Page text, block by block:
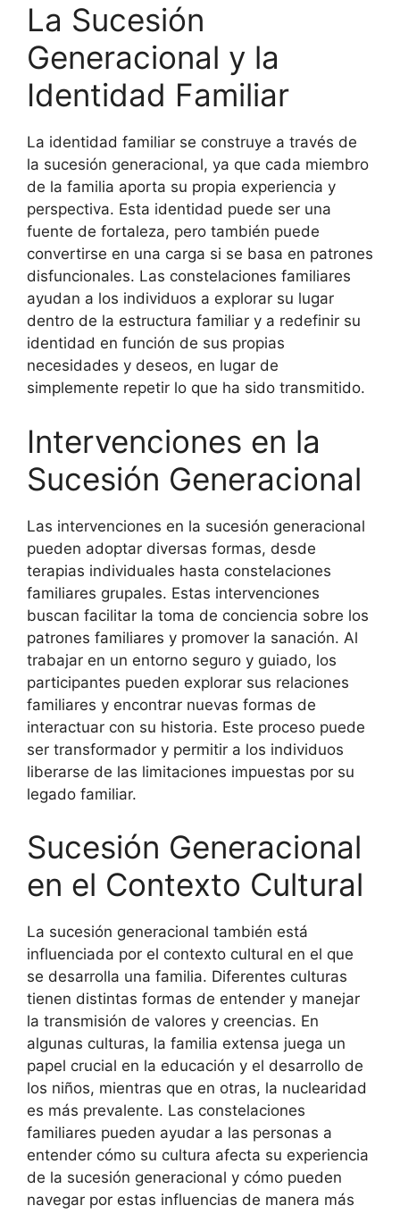
La Sucesión
Generacional y la
Identidad Familiar
La identidad familiar se construye a través de
la sucesión generacional, ya que cada miembro
de la familia aporta su propia experiencia y
perspectiva. Esta identidad puede ser una
fuente de fortaleza, pero también puede
convertirse en una carga si se basa en patrones
disfuncionales. Las constelaciones familiares
ayudan a los individuos a explorar su lugar
dentro de la estructura familiar y a redefinir su
identidad en función de sus propias
necesidades y deseos, en lugar de
simplemente repetir lo que ha sido transmitido.
Intervenciones en la
Sucesión Generacional
Las intervenciones en la sucesión generacional
pueden adoptar diversas formas, desde
terapias individuales hasta constelaciones
familiares grupales. Estas intervenciones
buscan facilitar la toma de conciencia sobre los
patrones familiares y promover la sanación. Al
trabajar en un entorno seguro y guiado, los
participantes pueden explorar sus relaciones
familiares y encontrar nuevas formas de
interactuar con su historia. Este proceso puede
ser transformador y permitir a los individuos
liberarse de las limitaciones impuestas por su
legado familiar.
Sucesión Generacional
en el Contexto Cultural
La sucesión generacional también está
influenciada por el contexto cultural en el que
se desarrolla una familia. Diferentes culturas
tienen distintas formas de entender y manejar
la transmisión de valores y creencias. En
algunas culturas, la familia extensa juega un
papel crucial en la educación y el desarrollo de
los niños, mientras que en otras, la nuclearidad
es más prevalente. Las constelaciones
familiares pueden ayudar a las personas a
entender cómo su cultura afecta su experiencia
de la sucesión generacional y cómo pueden
navegar por estas influencias de manera más